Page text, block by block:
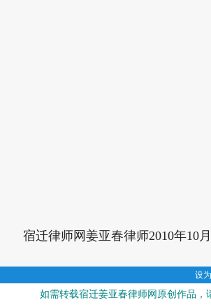
宿迁律师网姜亚春律师2010年10
设
如需转载宿迁姜亚春律师网原创作品